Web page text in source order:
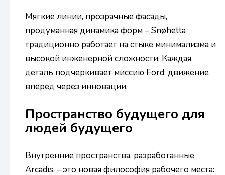
Мягкие линии, прозрачные фасады,
продуманная динамика форм – Snøhetta
традиционно работает на стыке минимализма и
высокой инженерной сложности. Каждая
деталь подчеркивает миссию Ford: движение
вперед через инновации.
Пространство будущего для
людей будущего
Внутренние пространства, разработанные
Arcadis, – это новая философия рабочего места: